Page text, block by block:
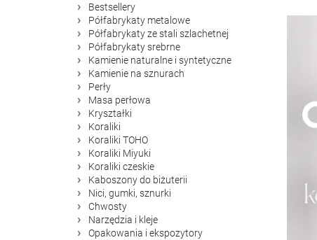
Bestsellery
Półfabrykaty metalowe
Półfabrykaty ze stali szlachetnej
Półfabrykaty srebrne
Kamienie naturalne i syntetyczne
Kamienie na sznurach
Perły
Masa perłowa
Kryształki
Koraliki
Koraliki TOHO
Koraliki Miyuki
Koraliki czeskie
Kaboszony do biżuterii
Nici, gumki, sznurki
Chwosty
Narzędzia i kleje
Opakowania i ekspozytory